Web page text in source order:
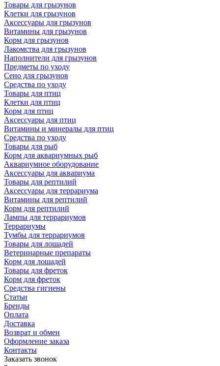
Товары для грызунов
Клетки для грызунов
Аксессуары для грызунов
Витамины для грызунов
Корм для грызунов
Лакомства для грызунов
Наполнители для грызунов
Предметы по уходу
Сено для грызунов
Средства по уходу
Товары для птиц
Клетки для птиц
Корм для птиц
Аксессуары для птиц
Витамины и минералы для птиц
Средства по уходу
Товары для рыб
Корм для аквариумных рыб
Аквариумное оборудование
Аксессуары для аквариума
Товары для рептилий
Аксессуары для террариума
Витамины для рептилий
Корм для рептилий
Лампы для террариумов
Террариумы
Тумбы для террариумов
Товары для лошадей
Ветеринарные препараты
Корм для лошадей
Товары для фреток
Корм для фреток
Средства гигиены
Статьи
Бренды
Оплата
Доставка
Возврат и обмен
Оформление заказа
Контакты
Заказать звонок